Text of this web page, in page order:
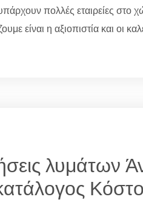
πολλές εταιρείες στο
είναι η αξιοπιστία και οι
λυμάτων